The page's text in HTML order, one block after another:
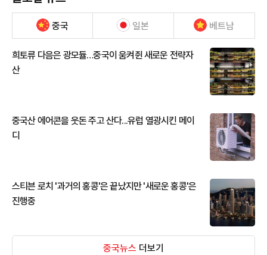
중국 일본 베트남
희토류 다음은 광모듈…중국이 움켜쥔 새로운 전략자
산
중국산 에어콘을 웃돈 주고 산다...유럽 열광시킨 메이
디
스티븐 로치 '과거의 홍콩'은 끝났지만 '새로운 홍콩'은
진행중
중국뉴스 더보기